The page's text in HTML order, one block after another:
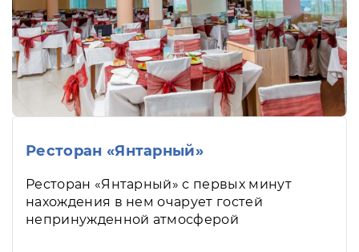
Ресторан «Янтарный»
Ресторан «Янтарный» с первых минут
нахождения в нем очарует гостей
непринужденной атмосферой